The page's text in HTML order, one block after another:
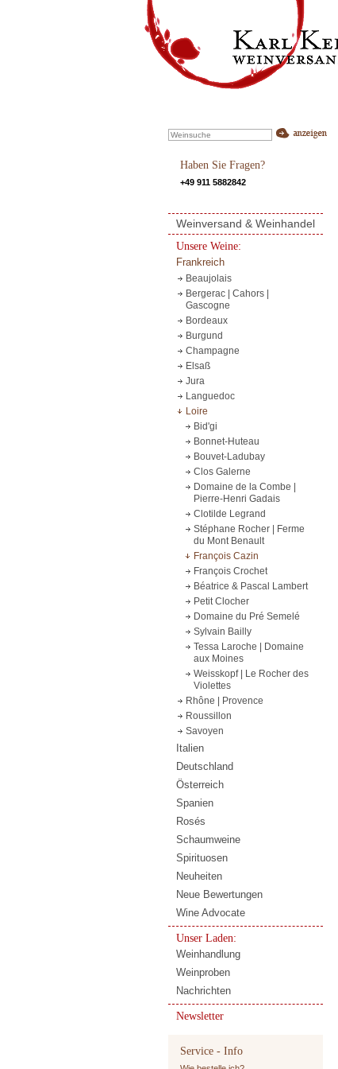
Haben Sie Fragen?
+49 911 5882842
Weinversand & Weinhandel
Unsere Weine:
Frankreich
Beaujolais
Bergerac | Cahors |
Gascogne
Bordeaux
Burgund
Champagne
Elsaß
Jura
Languedoc
Loire
Bid'gi
Bonnet-Huteau
Bouvet-Ladubay
Clos Galerne
Domaine de la Combe |
Pierre-Henri Gadais
Clotilde Legrand
Stéphane Rocher | Ferme
du Mont Benault
François Cazin
François Crochet
Béatrice & Pascal Lambert
Petit Clocher
Domaine du Pré Semelé
Sylvain Bailly
Tessa Laroche | Domaine
aux Moines
Weisskopf | Le Rocher des
Violettes
Rhône | Provence
Roussillon
Savoyen
Italien
Deutschland
Österreich
Spanien
Rosés
Schaumweine
Spirituosen
Neuheiten
Neue Bewertungen
Wine Advocate
Unser Laden:
Weinhandlung
Weinproben
Nachrichten
Newsletter
Service - Info